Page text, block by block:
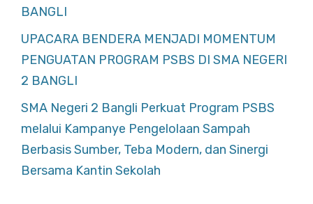
BANGLI
UPACARA BENDERA MENJADI MOMENTUM
PENGUATAN PROGRAM PSBS DI SMA NEGERI
2 BANGLI
SMA Negeri 2 Bangli Perkuat Program PSBS
melalui Kampanye Pengelolaan Sampah
Berbasis Sumber, Teba Modern, dan Sinergi
Bersama Kantin Sekolah